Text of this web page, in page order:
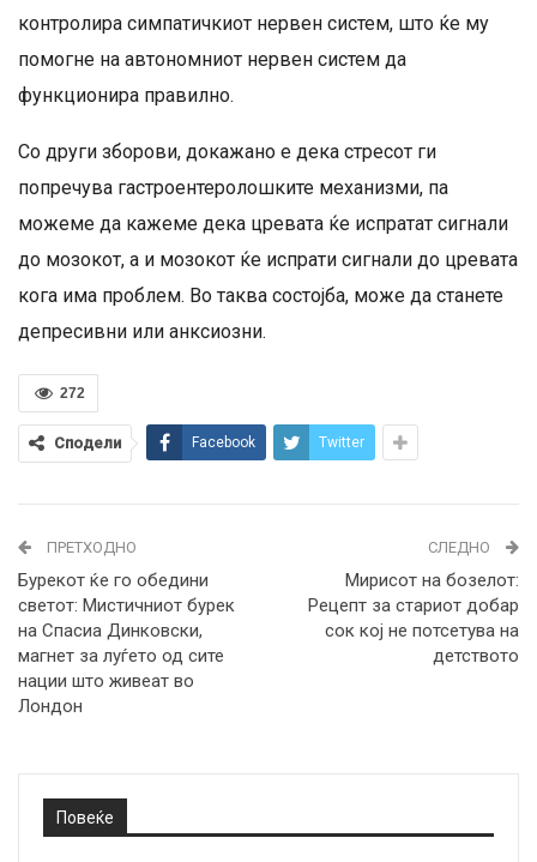
контролира симпатичкиот нервен систем, што ќе му
помогне на автономниот нервен систем да
функционира правилно.
Со други зборови, докажано е дека стресот ги
попречува гастроентеролошките механизми, па
можеме да кажеме дека цревата ќе испратат сигнали
до мозокот, а и мозокот ќе испрати сигнали до цревата
кога има проблем. Во таква состојба, може да станете
депресивни или анксиозни.
272
Сподели Facebook Twitter
ПРЕТХОДНО
Бурекот ќе го обедини
светот: Мистичниот бурек
на Спасиа Динковски,
магнет за луѓето од сите
нации што живеат во
Лондон
СЛЕДНО
Мирисот на бозелот:
Рецепт за стариот добар
сок кој не потсетува на
детството
Повеќе